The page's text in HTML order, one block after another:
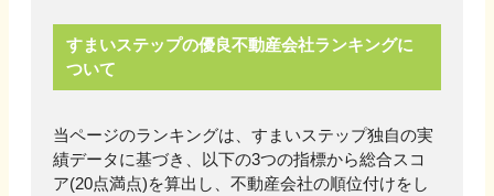
すまいステップの優良不動産会社ランキングに
ついて
当ページのランキングは、すまいステップ独自の実
績データに基づき、以下の3つの指標から総合スコ
ア(20点満点)を算出し、不動産会社の順位付けをし